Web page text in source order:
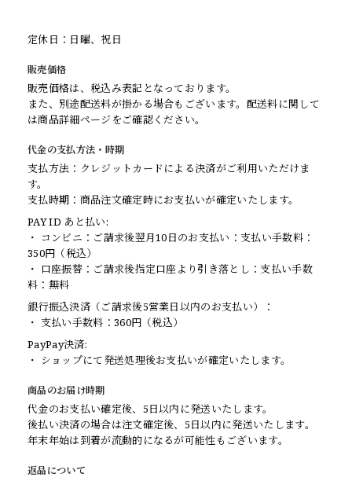
定休日：日曜、祝日
販売価格
販売価格は、税込み表記となっております。
また、別途配送料が掛かる場合もございます。配送料に関して
は商品詳細ページをご確認ください。
代金の支払方法・時期
支払方法：クレジットカードによる決済がご利用いただけま
す。
支払時期：商品注文確定時にお支払いが確定いたします。
PAY ID あと払い:
・ コンビニ：ご請求後翌月10日のお支払い：支払い手数料：
350円（税込）
・ 口座振替：ご請求後指定口座より引き落とし：支払い手数
料：無料
銀行振込決済（ご請求後5営業日以内のお支払い）：
・ 支払い手数料：360円（税込）
PayPay決済:
・ ショップにて発送処理後お支払いが確定いたします。
商品のお届け時期
代金のお支払い確定後、5日以内に発送いたします。
後払い決済の場合は注文確定後、5日以内に発送いたします。
年末年始は到着が流動的になるが可能性もございます。
返品について